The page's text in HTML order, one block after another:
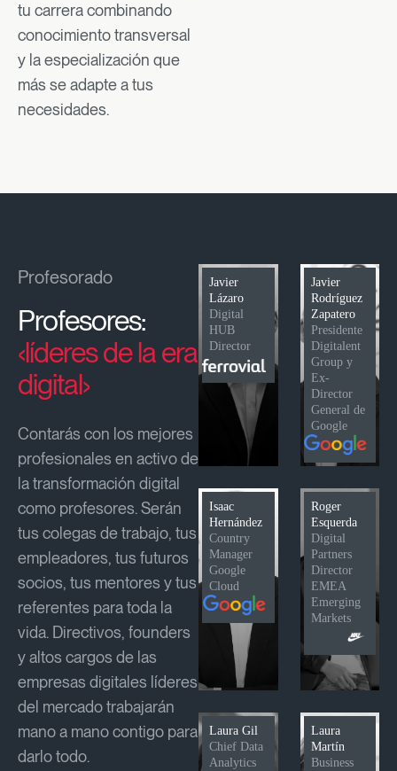
tu carrera combinando
conocimiento transversal
y la especialización que
más se adapte a tus
necesidades.
Profesorado
Profesores:
‹líderes de la era
digital›
Contarás con los mejores
profesionales en activo de
la transformación digital
como profesores. Serán
tus colegas de trabajo, tus
empleadores, tus futuros
socios, tus mentores y tus
referentes para toda la
vida. Directivos, founders
y altos cargos de las
empresas digitales líderes
del mercado trabajarán
mano a mano contigo para
darlo todo.
Javier
Lázaro
Digital
HUB
Director
Javier
Rodríguez
Zapatero
Presidente
Digitalent
Group y
Ex-
Director
General de
Google
Isaac
Hernández
Country
Manager
Google
Cloud
Roger
Esquerda
Digital
Partners
Director
EMEA
Emerging
Markets
Laura Gil
Chief Data
Analytics
Laura
Martín
Business